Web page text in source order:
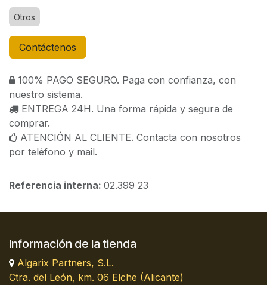
Otros
Contáctenos
100% PAGO SEGURO. Paga con confianza, con
nuestro sistema.
ENTREGA 24H. Una forma rápida y segura de
comprar.
ATENCIÓN AL CLIENTE. Contacta con nosotros
por teléfono y mail.
Referencia interna: 02.399 23
Información de la tienda
Algarix Partners, S.L.
Ctra. del León, km. 06 Elche (Alicante)